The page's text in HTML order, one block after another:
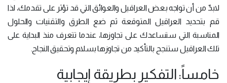
لابدّ من أن تواجه بعض العراقيل والعوائق التي قد تؤثر على تقدمك، لذا
قم بتحديد العراقيل المتوقعة ثم ضع الطرق والتقنيات والحلول
المناسبة التي ستساعدك على تجاوزها، عندما تتعرف منذ البداية على
تلك العراقيل ستنجح بالتأكيد من تجاوزها بسلام وتحقيق النجاح.
خامساً: التفكير بطريقة إيجابية